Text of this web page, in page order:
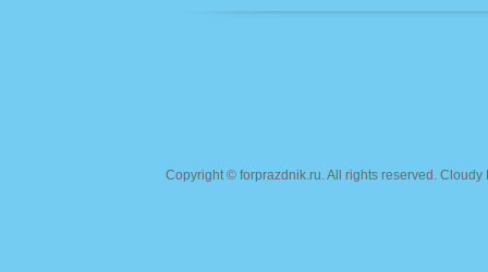
Copyright © forprazdnik.ru. All rights reserved.